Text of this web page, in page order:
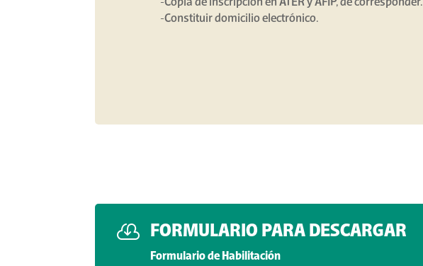
-Constituir domicilio electrónico.
 FORMULARIO PARA DESCARGAR
Formulario de Habilitación